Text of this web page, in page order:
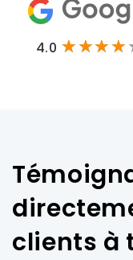
4.0
clients à